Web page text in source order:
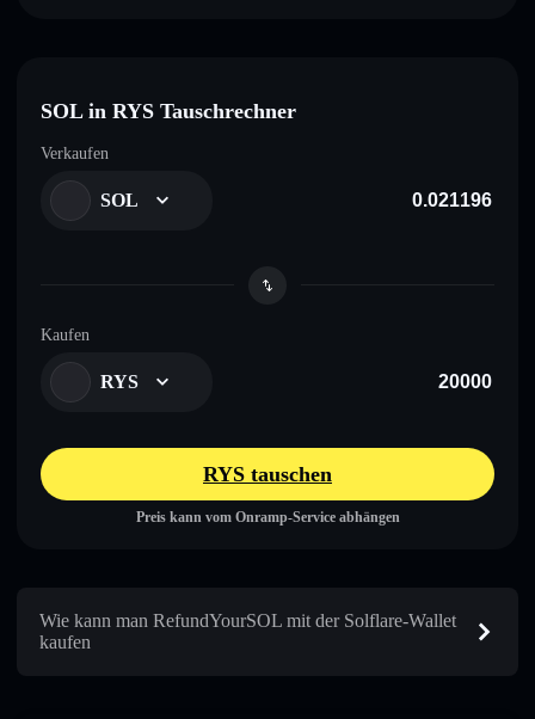
SOL in RYS Tauschrechner
Verkaufen
SOL
Kaufen
RYS
RYS tauschen
Preis kann vom Onramp-Service abhängen
Wie kann man RefundYourSOL mit der Solflare-Wallet
kaufen